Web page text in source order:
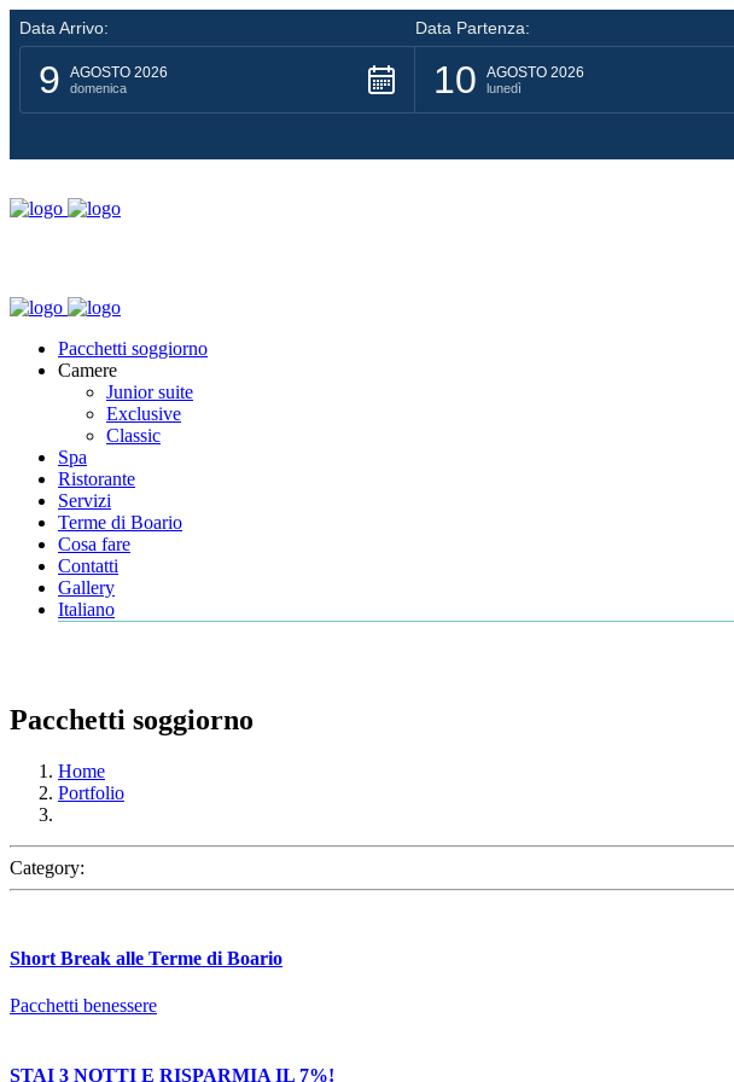
Data Arrivo:
9 AGOSTO 2026
domenica
Data Partenza:
10 AGOSTO 2026
lunedì
Pacchetti soggiorno
Camere
Junior suite
Exclusive
Classic
Spa
Ristorante
Servizi
Terme di Boario
Cosa fare
Contatti
Gallery
Italiano
Pacchetti soggiorno
Home
Portfolio
Category:
Short Break alle Terme di Boario
Pacchetti benessere
STAI 3 NOTTI E RISPARMIA IL 7%!